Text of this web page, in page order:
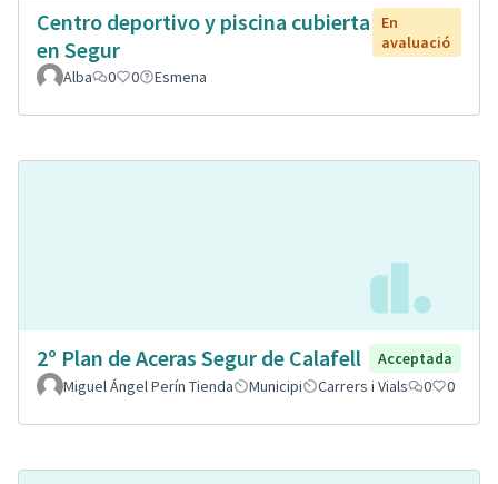
Centro deportivo y piscina cubierta
en Segur
En
avaluació
Alba
0 0 Esmena
2º Plan de Aceras Segur de Calafell
Acceptada
Miguel Ángel Perín Tienda
Municipi Carrers i Vials 0 0